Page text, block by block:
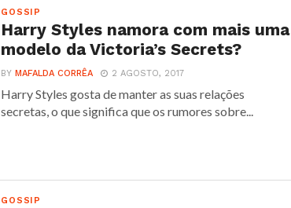
GOSSIP
Harry Styles namora com mais uma
modelo da Victoria’s Secrets?
BYMAFALDA CORRÊA 2 AGOSTO, 2017
Harry Styles gosta de manter as suas relações
secretas, o que significa que os rumores sobre...
GOSSIP